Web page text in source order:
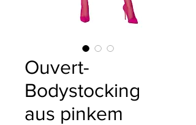
Ouvert-
Bodystocking
aus pinkem